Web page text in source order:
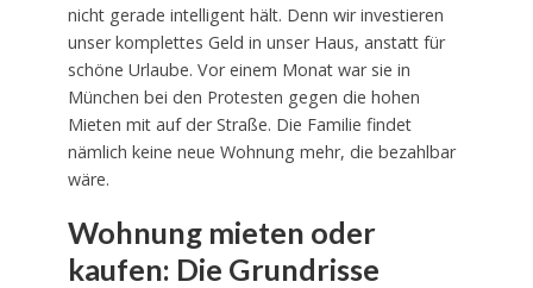
nicht gerade intelligent hält. Denn wir investieren
unser komplettes Geld in unser Haus, anstatt für
schöne Urlaube. Vor einem Monat war sie in
München bei den Protesten gegen die hohen
Mieten mit auf der Straße. Die Familie findet
nämlich keine neue Wohnung mehr, die bezahlbar
wäre.
Wohnung mieten oder
kaufen: Die Grundrisse